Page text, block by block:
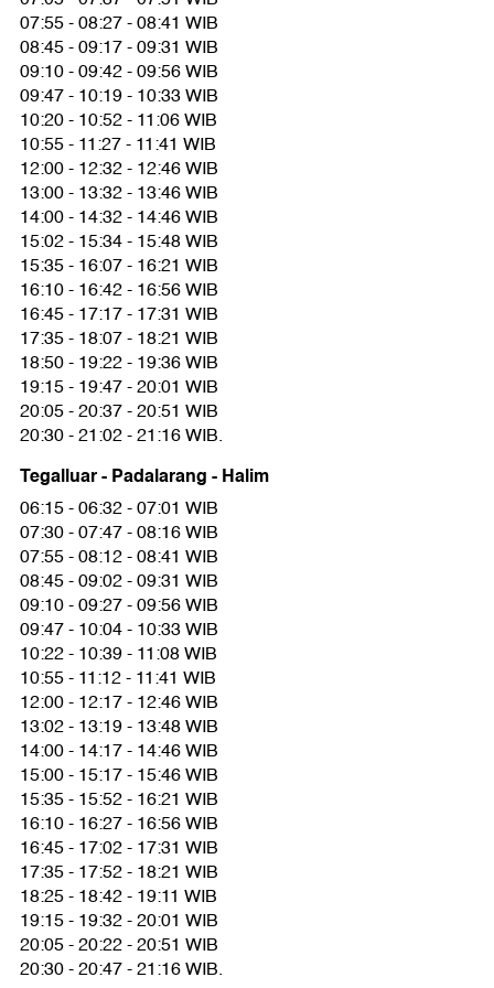
07:55 - 08:27 - 08:41 WIB
08:45 - 09:17 - 09:31 WIB
09:10 - 09:42 - 09:56 WIB
09:47 - 10:19 - 10:33 WIB
10:20 - 10:52 - 11:06 WIB
10:55 - 11:27 - 11:41 WIB
12:00 - 12:32 - 12:46 WIB
13:00 - 13:32 - 13:46 WIB
14:00 - 14:32 - 14:46 WIB
15:02 - 15:34 - 15:48 WIB
15:35 - 16:07 - 16:21 WIB
16:10 - 16:42 - 16:56 WIB
16:45 - 17:17 - 17:31 WIB
17:35 - 18:07 - 18:21 WIB
18:50 - 19:22 - 19:36 WIB
19:15 - 19:47 - 20:01 WIB
20:05 - 20:37 - 20:51 WIB
20:30 - 21:02 - 21:16 WIB.
Tegalluar - Padalarang - Halim
06:15 - 06:32 - 07:01 WIB
07:30 - 07:47 - 08:16 WIB
07:55 - 08:12 - 08:41 WIB
08:45 - 09:02 - 09:31 WIB
09:10 - 09:27 - 09:56 WIB
09:47 - 10:04 - 10:33 WIB
10:22 - 10:39 - 11:08 WIB
10:55 - 11:12 - 11:41 WIB
12:00 - 12:17 - 12:46 WIB
13:02 - 13:19 - 13:48 WIB
14:00 - 14:17 - 14:46 WIB
15:00 - 15:17 - 15:46 WIB
15:35 - 15:52 - 16:21 WIB
16:10 - 16:27 - 16:56 WIB
16:45 - 17:02 - 17:31 WIB
17:35 - 17:52 - 18:21 WIB
18:25 - 18:42 - 19:11 WIB
19:15 - 19:32 - 20:01 WIB
20:05 - 20:22 - 20:51 WIB
20:30 - 20:47 - 21:16 WIB.